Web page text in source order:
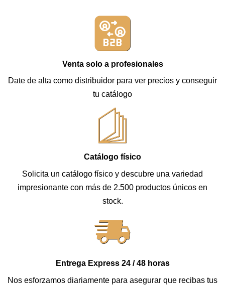
Venta solo a profesionales
Date de alta como distribuidor para ver precios y conseguir
tu catálogo
Catálogo físico
Solicita un catálogo físico y descubre una variedad
impresionante con más de 2.500 productos únicos en
stock.
Entrega Express 24 / 48 horas
Nos esforzamos diariamente para asegurar que recibas tus